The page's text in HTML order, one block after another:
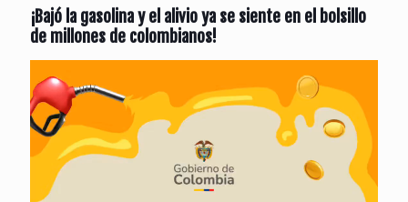
¡Bajó la gasolina y el alivio ya se siente en el bolsillo
de millones de colombianos!
de
vídeo